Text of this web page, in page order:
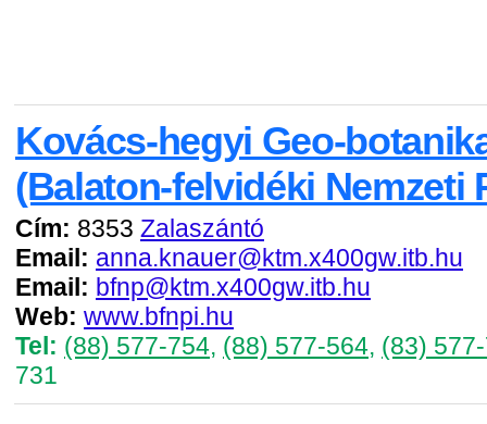
Kovács-hegyi Geo-
(Balaton-felvidéki Nemzeti
Cím: 8353 Zalaszántó
Email: anna.knauer@ktm.x400gw.itb.hu
Email: bfnp@ktm.x400gw.itb.hu
Web: www.bfnpi.hu
Tel: (88) 577-754, (88) 577-564, (83)
731